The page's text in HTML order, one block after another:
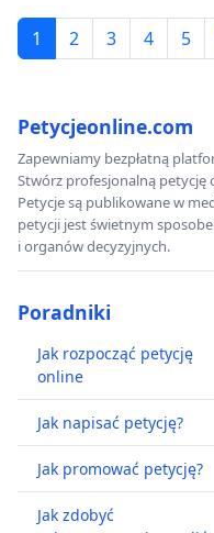
1 2 3 4 5
Petycjeonline.com
Zapewniamy bezpłatną
Stwórz profesjonalną petycję
Petycje są publikowane w
petycji jest świetnym
i organów decyzyjnych.
Poradniki
Jak rozpocząć petycję
online
Jak napisać petycję?
Jak promować petycję?
Jak zdobyć